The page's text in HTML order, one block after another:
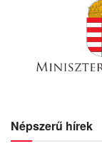
Népszerű hírek